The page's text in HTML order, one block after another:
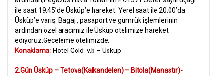
ile saat 19:45’de Üsküp’e hareket. Yerel saat ile 20:00’da
Üsküp’e varış. Bagaj , pasaport ve gümrük işlemlerinin
ardından özel aracımız ile Üsküp otelimize hareket
ediyoruz.Geceleme otelimizde.
Konaklama: Hotel Gold v.b – Üsküp
2.Gün Üsküp – Tetova(Kalkandelen) – Bitola(Manastır)-